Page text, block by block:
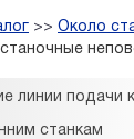
>> Около
станочные
линии подачи к
станкам